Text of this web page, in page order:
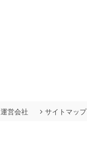
運営会社 サイトマップ